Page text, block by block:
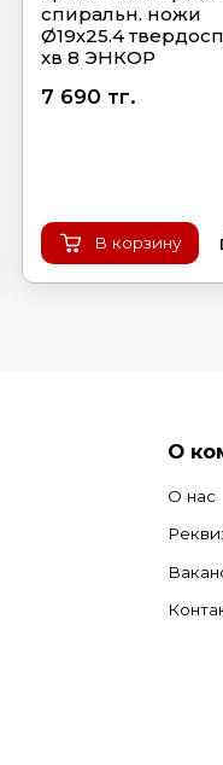
спиральн. ножи
Ø19х25.4
хв 8 ЭНКОР
7 690 тг.
В корзину
О
О нас